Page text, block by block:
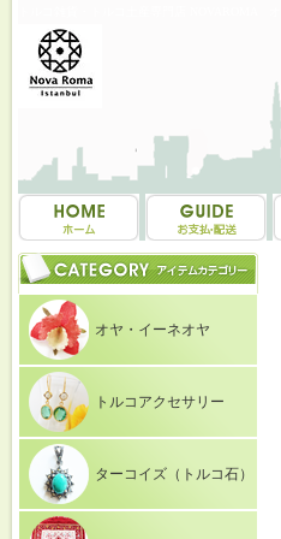
オヤ・イーネオヤ
トルコアクセサリー
ターコイズ（トルコ石）